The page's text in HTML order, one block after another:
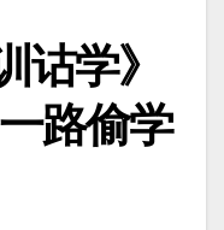
诂学》
路偷学